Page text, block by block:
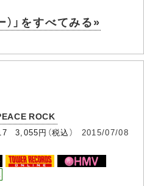
）」をすべてみる»
ROCK
3,055円（税込） 2015/07/08